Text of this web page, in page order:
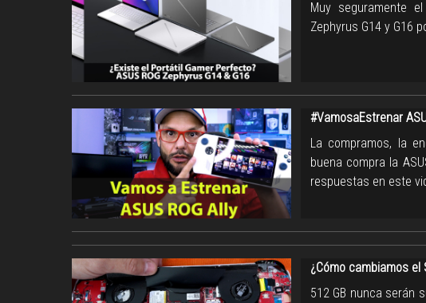
Muy seguramente
Zephyrus G14 y G16
#VamosaEstrenar
La compramos, la
buena compra la
respuestas en este
¿Cómo cambiamos el
512 GB nunca serán